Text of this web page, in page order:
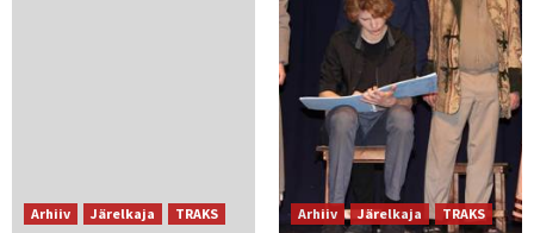
Arhiiv Järelkaja TRAKS Arhiiv Järelkaja TRAKS